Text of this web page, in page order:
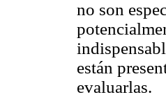
no son
están
evaluarlas.